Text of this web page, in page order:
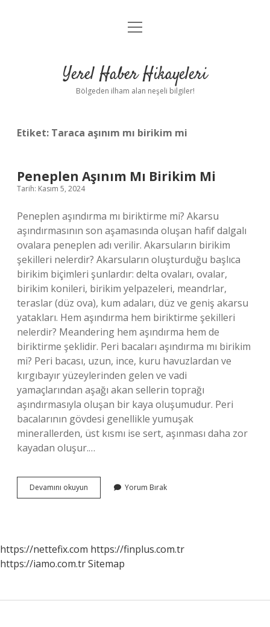
Anasayfa
Yasal Uyarı
menüyü
Yerel Haber Hikayeleri
Bölgeden ilham alan neşeli bilgiler!
Etiket: Taraca aşınım mı birikim mi
Peneplen Aşınım Mı Birikim Mi
Tarih: Kasım 5, 2024
Peneplen aşındırma mı biriktirme mi? Akarsu
aşındırmasının son aşamasında oluşan hafif dalgalı
ovalara peneplen adı verilir. Akarsuların birikim
şekilleri nelerdir? Akarsuların oluşturduğu başlıca
birikim biçimleri şunlardır: delta ovaları, ovalar,
birikim konileri, birikim yelpazeleri, meandrlar,
teraslar (düz ova), kum adaları, düz ve geniş akarsu
yatakları. Hem aşındırma hem biriktirme şekilleri
nelerdir? Meandering hem aşındırma hem de
biriktirme şeklidir. Peri bacaları aşındırma mı birikim
mi? Peri bacası, uzun, ince, kuru havuzlardan ve
kırgıbayır yüzeylerinden gelen ve vadi
yamaçlarından aşağı akan sellerin toprağı
aşındırmasıyla oluşan bir kaya oluşumudur. Peri
bacalarının gövdesi genellikle yumuşak
minerallerden, üst kısmı ise sert, aşınması daha zor
kayadan oluşur.…
Devamını okuyun Peneplen
Aşınım
Yorum Bırak
https://nettefix.com https://finplus.com.tr
https://iamo.com.trSitemap